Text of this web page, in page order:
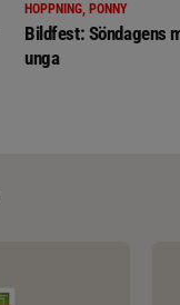
HOPPNING, PONNY
Bildfest: Söndagens
unga